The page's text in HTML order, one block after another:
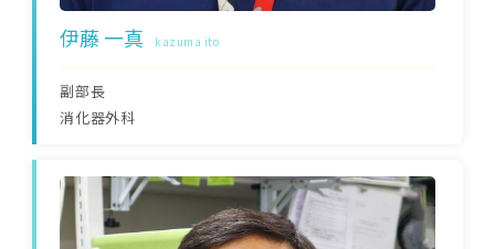
伊藤 一真 kazuma ito
副部長
消化器外科